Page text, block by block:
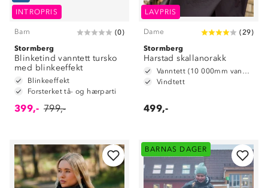
INTROPRIS
Barn (0)
Stormberg
Blinketind vanntett tursko
med blinkeeffekt
Blinkeeffekt
Forsterket tå- og hærparti
399,- 799,-
LAVPRIS
Dame (29)
Stormberg
Harstad skallanorakk
Vanntett (10 000mm vannsøyle)
Vindtett
499,-
BARNAS DAGER